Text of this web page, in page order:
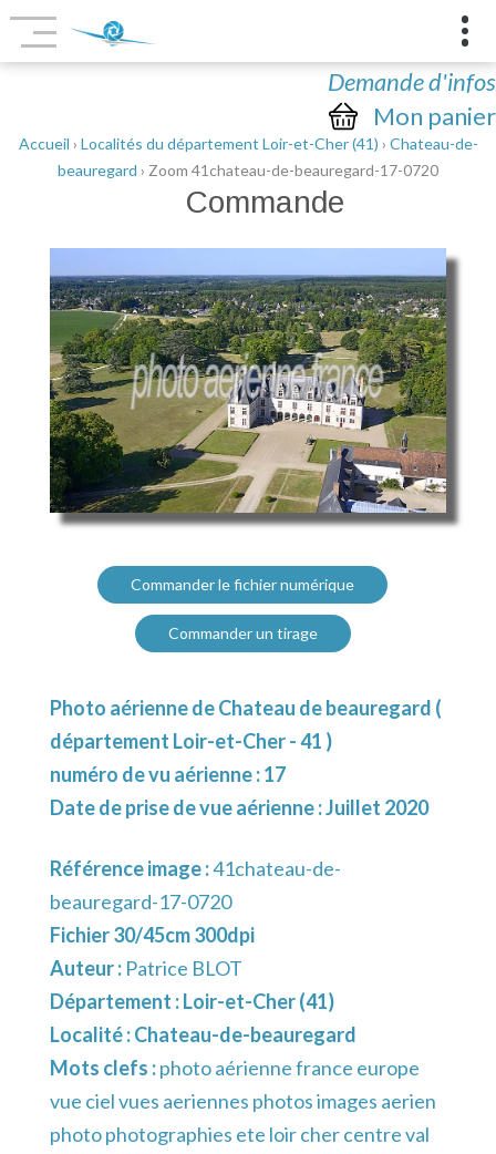
Demande d'infos
Mon panier
Accueil › Localités du département Loir-et-Cher (41) › Chateau-de-
beauregard › Zoom 41chateau-de-beauregard-17-0720
Commande
Commander le fichier numérique
Commander un tirage
Photo aérienne de Chateau de beauregard (
département Loir-et-Cher - 41 )
numéro de vu aérienne : 17
Date de prise de vue aérienne : Juillet 2020
Référence image :41chateau-de-
beauregard-17-0720
Fichier 30/45cm 300dpi
Auteur : Patrice BLOT
Département :Loir-et-Cher (41)
Localité :Chateau-de-beauregard
Mots clefs :photo aérienne france europe
vue ciel vues aeriennes photos images aerien
photo photographies ete loir cher centre val